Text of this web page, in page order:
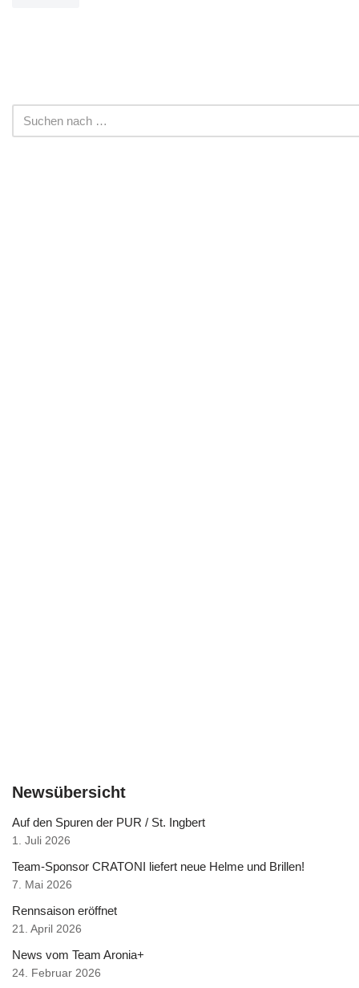
Newsübersicht
Auf den Spuren der PUR / St. Ingbert
1. Juli 2026
Team-Sponsor CRATONI liefert neue Helme und Brillen!
7. Mai 2026
Rennsaison eröffnet
21. April 2026
News vom Team Aronia+
24. Februar 2026